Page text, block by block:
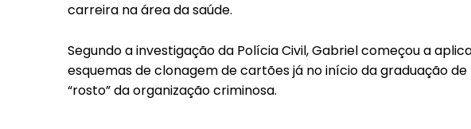
carreira na área da saúde.
Segundo a investigação da Polícia Civil, Gabriel começou a
esquemas de clonagem de cartões já no início da graduação de
“rosto” da organização criminosa.